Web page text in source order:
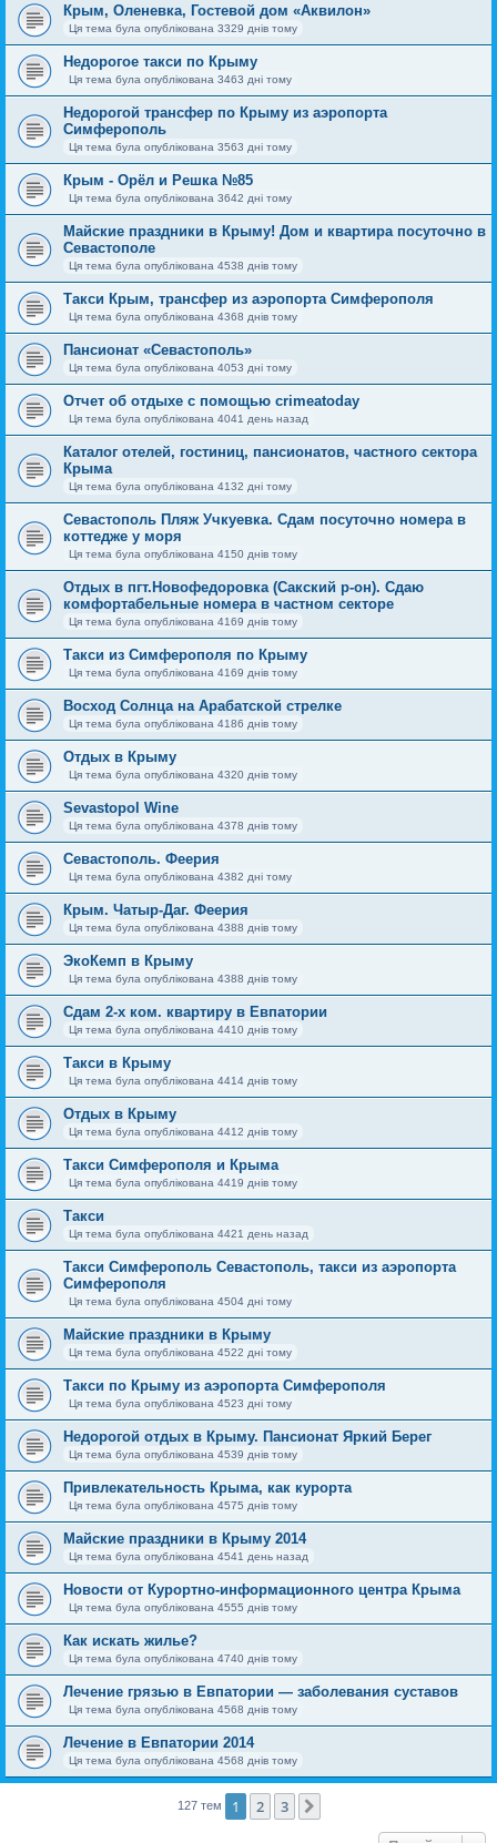
Крым, Оленевка, Гостевой дом «Аквилон»
Ця тема була опублікована 3329 днів тому
Недорогое такси по Крыму
Ця тема була опублікована 3463 дні тому
Недорогой трансфер по Крыму из аэропорта
Симферополь
Ця тема була опублікована 3563 дні тому
Крым - Орёл и Решка №85
Ця тема була опублікована 3642 дні тому
Майские праздники в Крыму! Дом и квартира посуточно в
Севастополе
Ця тема була опублікована 4538 днів тому
Такси Крым, трансфер из аэропорта Симферополя
Ця тема була опублікована 4368 днів тому
Пансионат «Севастополь»
Ця тема була опублікована 4053 дні тому
Отчет об отдыхе с помощью crimeatoday
Ця тема була опублікована 4041 день назад
Каталог отелей, гостиниц, пансионатов, частного сектора
Крыма
Ця тема була опублікована 4132 дні тому
Севастополь Пляж Учкуевка. Сдам посуточно номера в
коттедже у моря
Ця тема була опублікована 4150 днів тому
Отдых в пгт.Новофедоровка (Сакский р-он). Сдаю
комфортабельные номера в частном секторе
Ця тема була опублікована 4169 днів тому
Такси из Симферополя по Крыму
Ця тема була опублікована 4169 днів тому
Восход Солнца на Арабатской стрелке
Ця тема була опублікована 4186 днів тому
Отдых в Крыму
Ця тема була опублікована 4320 днів тому
Sevastopol Wine
Ця тема була опублікована 4378 днів тому
Севастополь. Феерия
Ця тема була опублікована 4382 дні тому
Крым. Чатыр-Даг. Феерия
Ця тема була опублікована 4388 днів тому
ЭкоКемп в Крыму
Ця тема була опублікована 4388 днів тому
Сдам 2-х ком. квартиру в Евпатории
Ця тема була опублікована 4410 днів тому
Такси в Крыму
Ця тема була опублікована 4414 днів тому
Отдых в Крыму
Ця тема була опублікована 4412 днів тому
Такси Симферополя и Крыма
Ця тема була опублікована 4419 днів тому
Такси
Ця тема була опублікована 4421 день назад
Такси Симферополь Севастополь, такси из аэропорта
Симферополя
Ця тема була опублікована 4504 дні тому
Майские праздники в Крыму
Ця тема була опублікована 4522 дні тому
Такси по Крыму из аэропорта Симферополя
Ця тема була опублікована 4523 дні тому
Недорогой отдых в Крыму. Пансионат Яркий Берег
Ця тема була опублікована 4539 днів тому
Привлекательность Крыма, как курорта
Ця тема була опублікована 4575 днів тому
Майские праздники в Крыму 2014
Ця тема була опублікована 4541 день назад
Новости от Курортно-информационного центра Крыма
Ця тема була опублікована 4555 днів тому
Как искать жилье?
Ця тема була опублікована 4740 днів тому
Лечение грязью в Евпатории — заболевания суставов
Ця тема була опублікована 4568 днів тому
Лечение в Евпатории 2014
Ця тема була опублікована 4568 днів тому
127 тем 1 2 3